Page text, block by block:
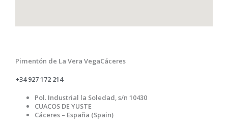
Pimentón de La Vera VegaCáceres
+34 927 172 214
Pol. Industrial la Soledad, s/n 10430
CUACOS DE YUSTE
Cáceres – España (Spain)